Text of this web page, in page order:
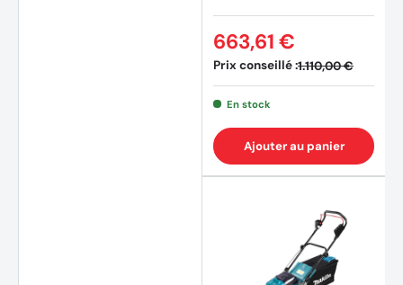
Prix conseillé :1.110,00 €
663,61 €
En stock
Ajouter au panier